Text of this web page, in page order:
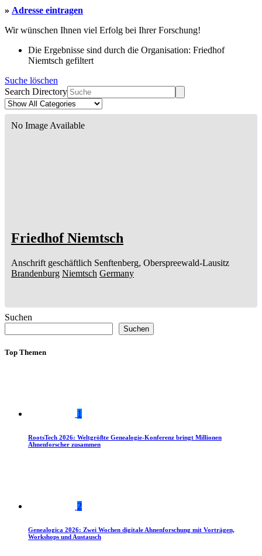
» Adresse eintragen
Wir wünschen Ihnen viel Erfolg bei Ihrer Forschung!
Die Ergebnisse sind durch die Organisation: Friedhof
Niemtsch gefiltert
Suche löschen
Search Directory
No Image Available
Friedhof Niemtsch
Anschrift geschäftlich Senftenberg, Oberspreewald-Lausitz
Brandenburg Niemtsch Germany
Suchen
Suchen
Top Themen
1
RootsTech 2026: Weltgrößte Genealogie-Konferenz bringt Millionen
Ahnenforscher zusammen
2
Genealogica 2026: Zwei Wochen digitale Ahnenforschung mit Vorträgen,
Workshops und Austausch